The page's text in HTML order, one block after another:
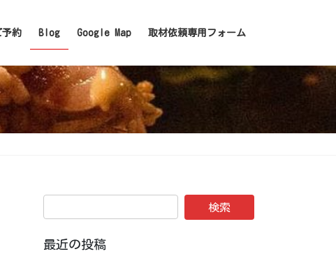
予約 Blog Google Map 取材依頼専用フォーム
最近の投稿